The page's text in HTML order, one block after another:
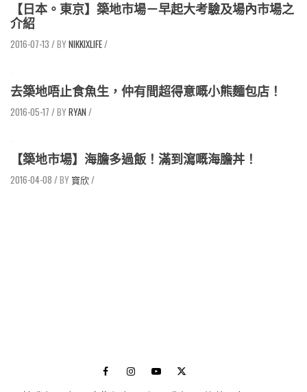
【日本。東京】築地市場－早起大考驗及場內市場之
介紹
2016-07-13 / NIKKIXLIFE/
去築地唔止食魚生，仲有間超得意嘅小熊麵包店！
2016-05-17 / RYAN /
【築地市場】海膽多過飯！滿到瀉嘅海膽丼！
2016-04-08 / 寶欣/
FacebookInstagramYoutubeTwitter